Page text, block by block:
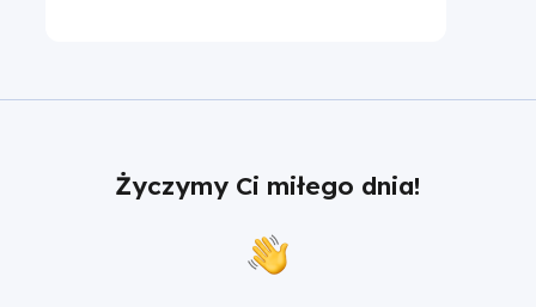
Życzymy Ci miłego dnia!